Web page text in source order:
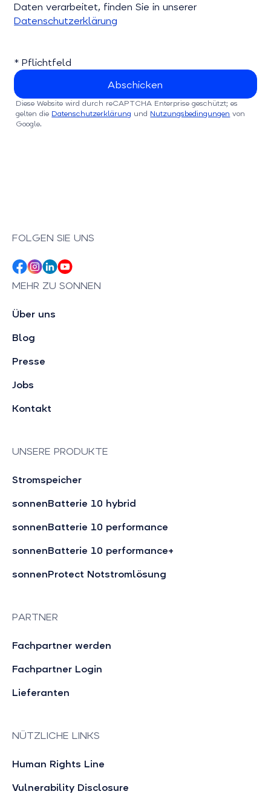
Daten verarbeitet, finden Sie in unserer
Datenschutzerklärung
* Pflichtfeld
Diese Website wird durch reCAPTCHA Enterprise geschützt; es
gelten die Datenschutzerklärung und Nutzungsbedingungen von
Google.
FOLGEN SIE UNS
MEHR ZU SONNEN
Über uns
Blog
Presse
Jobs
Kontakt
UNSERE PRODUKTE
Stromspeicher
sonnenBatterie 10 hybrid
sonnenBatterie 10 performance
sonnenBatterie 10 performance+
sonnenProtect Notstromlösung
PARTNER
Fachpartner werden
Fachpartner Login
Lieferanten
NÜTZLICHE LINKS
Human Rights Line
Vulnerability Disclosure